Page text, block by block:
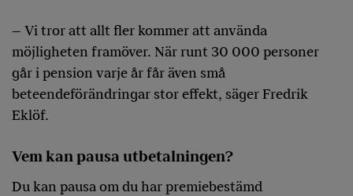
– Vi tror att allt fler kommer att använda
möjligheten framöver. När runt 30 000 personer
går i pension varje år får även små
beteendeförändringar stor effekt, säger Fredrik
Eklöf.
Vem kan pausa utbetalningen?
Du kan pausa om du har premiebestämd